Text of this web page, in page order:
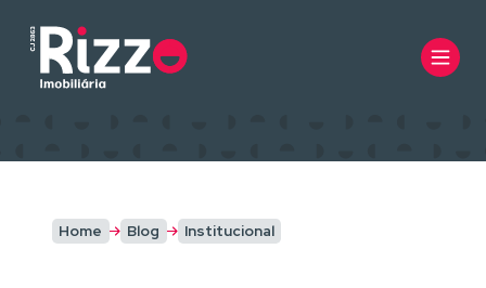
Home Blog Institucional